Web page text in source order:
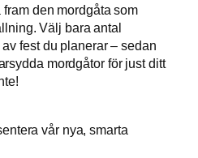
den mordgåta som
Välj bara antal
fest du planerar – sedan
mordgåtor för just ditt
vår nya, smarta